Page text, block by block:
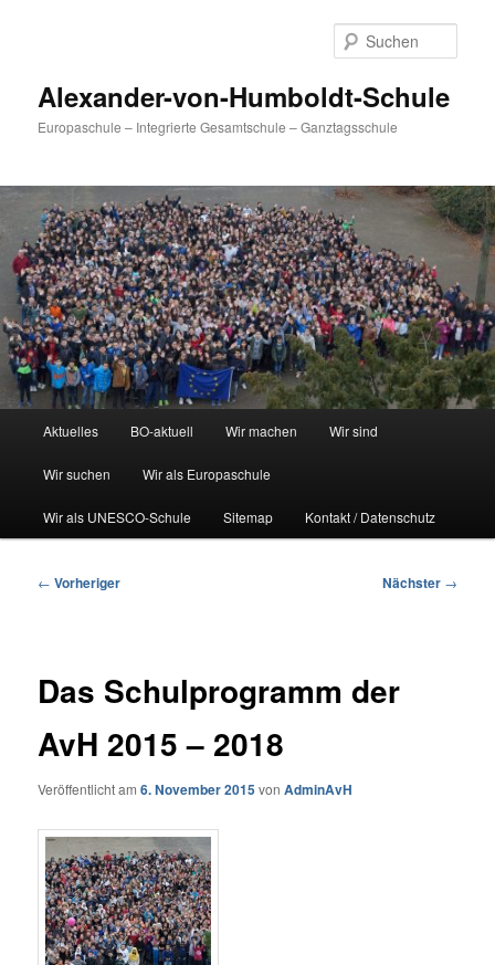
Alexander-von-Humboldt-Schule
Europaschule – Integrierte Gesamtschule – Ganztagsschule
Aktuelles BO-aktuell Wir machen Wir sind
Wir suchen Wir als Europaschule
Wir als UNESCO-Schule Sitemap Kontakt / Datenschutz
Beitragsnavigation
← Vorheriger Nächster →
Das Schulprogramm der
AvH 2015 – 2018
Veröffentlicht am6. November 2015vonAdminAvH